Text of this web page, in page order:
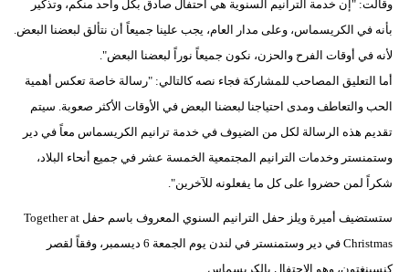
وقالت: "إن خدمة الترانيم السنوية هي احتفال صادق بكل واحد منكم، وتذكير
بأنه في الكريسماس، وعلى مدار العام، يجب علينا جميعاً أن نتألق لبعضنا البعض.
لأنه في أوقات الفرح والحزن، نكون جميعاً نوراً لبعضنا البعض".
أما التعليق المصاحب للمشاركة فجاء نصه كالتالي: "رسالة خاصة تعكس أهمية
الحب والتعاطف ومدى احتياجنا لبعضنا البعض في الأوقات الأكثر صعوبة. سيتم
تقديم هذه الرسالة لكل من الضيوف في خدمة ترانيم الكريسماس معاً في دير
وستمنستر وخدمات الترانيم المجتمعية الخمسة عشر في جميع أنحاء البلاد،
شكراً لمن حضروا على كل ما يفعلونه للآخرين".
ستستضيف أميرة ويلز حفل الترانيم السنوي المعروف باسم حفل Together at
Christmas في دير وستمنستر في لندن يوم الجمعة 6 ديسمبر، وفقاً لقصر
كنسينغتون، وهو الاحتفال بالكريسماس.